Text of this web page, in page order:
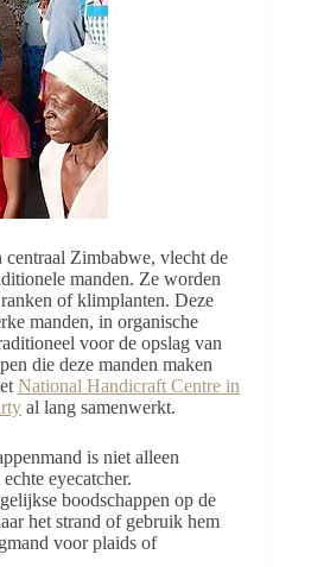
Zimbabwe, vlecht de
manden. Ze worden
of klimplanten. Deze
manden, in organische
voor de opslag van
die deze manden maken
National Handicraft Centre in
al lang samenwerkt.
is niet alleen
eyecatcher.
boodschappen op de
het strand of gebruik hem
voor plaids of